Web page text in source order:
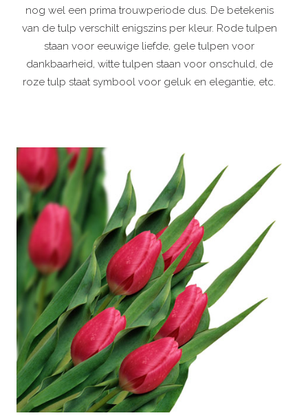
nog wel een prima trouwperiode dus. De betekenis
van de tulp verschilt enigszins per kleur. Rode tulpen
staan voor eeuwige liefde, gele tulpen voor
dankbaarheid, witte tulpen staan voor onschuld, de
roze tulp staat symbool voor geluk en elegantie, etc.